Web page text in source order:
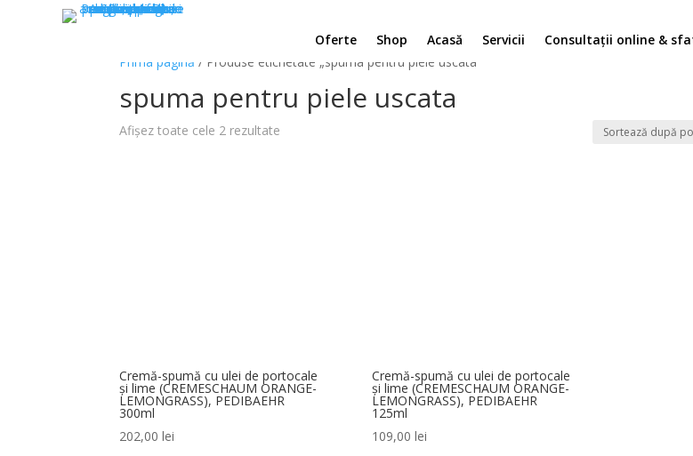
Oferte Shop Acasă Servicii Consultații online &
Prima pagină / Produse etichetate „spuma pentru piele uscata”
spuma pentru piele uscata
Afișez toate cele 2 rezultate
Cremă-spumă cu ulei de portocale
și lime (CREMESCHAUM ORANGE-
LEMONGRASS), PEDIBAEHR
300ml
202,00lei
Cremă-spumă cu ulei de portocale
și lime (CREMESCHAUM ORANGE-
LEMONGRASS), PEDIBAEHR
125ml
109,00 lei